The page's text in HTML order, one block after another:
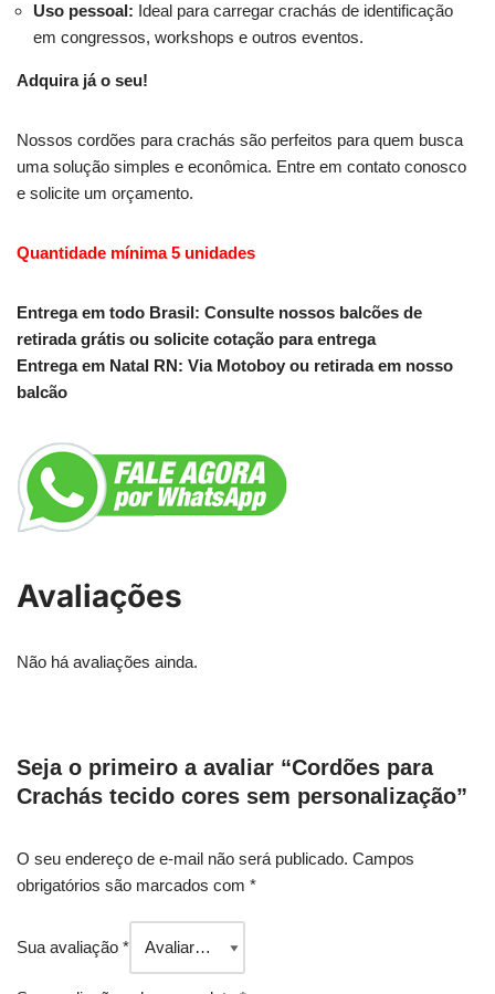
Uso pessoal: Ideal para carregar crachás de identificação
em congressos, workshops e outros eventos.
Adquira já o seu!
Nossos cordões para crachás são perfeitos para quem busca
uma solução simples e econômica. Entre em contato conosco
e solicite um orçamento.
Quantidade mínima 5 unidades
Entrega em todo Brasil: Consulte nossos balcões de
retirada grátis ou solicite cotação para entrega
Entrega em Natal RN: Via Motoboy ou retirada em nosso
balcão
Avaliações
Não há avaliações ainda.
Seja o primeiro a avaliar “Cordões para
Crachás tecido cores sem personalização”
O seu endereço de e-mail não será publicado. Campos
obrigatórios são marcados com *
Sua avaliação *